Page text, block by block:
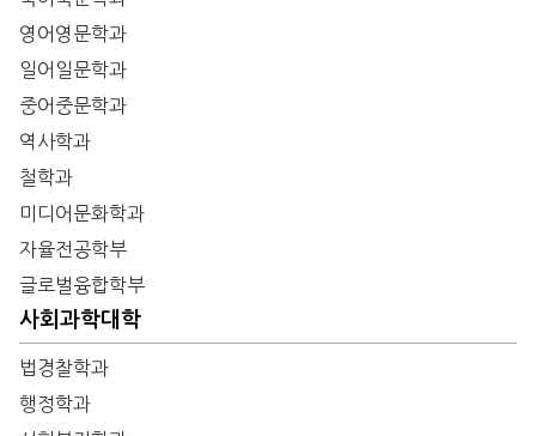
영어영문학과
일어일문학과
중어중문학과
역사학과
철학과
미디어문화학과
자율전공학부
글로벌융합학부
사회과학대학
법경찰학과
행정학과